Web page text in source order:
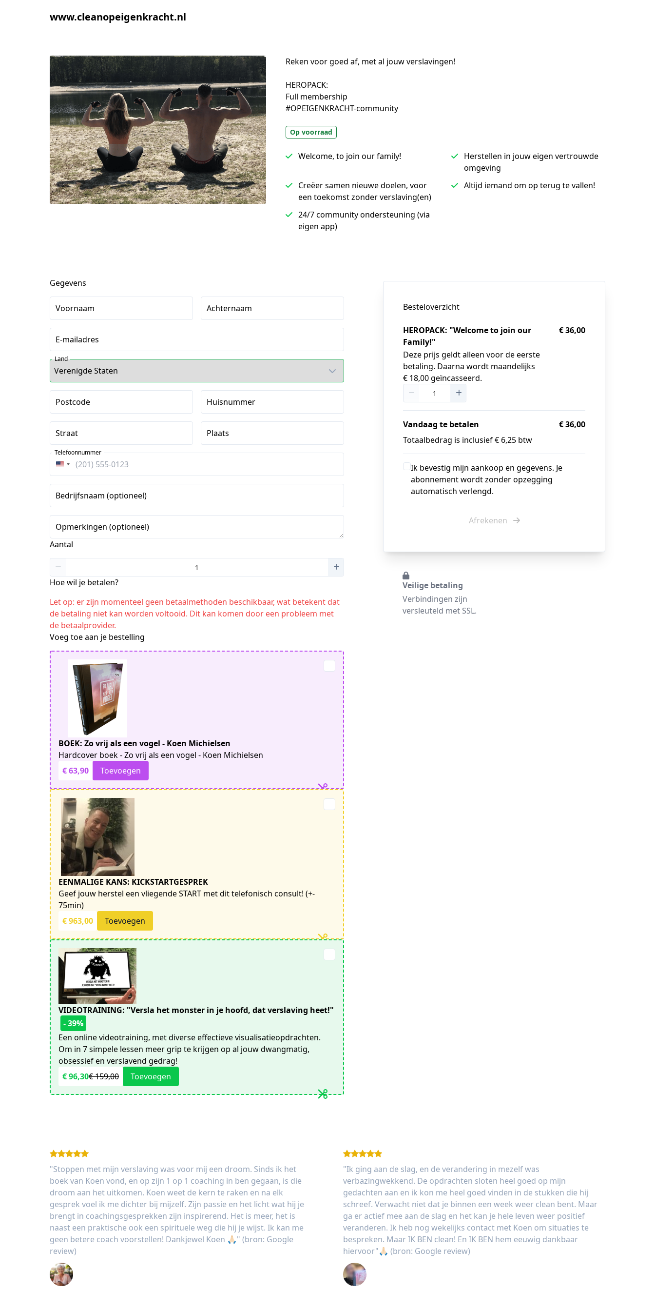
www.cleanopeigenkracht.nl
Reken voor goed af, met al jouw verslavingen!
HEROPACK:
Full membership
#OPEIGENKRACHT-community
Op voorraad
Welcome, to join our family!
Herstellen in jouw eigen vertrouwde
omgeving
Creëer samen nieuwe doelen, voor
een toekomst zonder verslaving(en)
Altijd iemand om op terug te vallen!
24/7 community ondersteuning (via
eigen app)
Gegevens
Voornaam Achternaam
E-mailadres
Land
Postcode Huisnummer
Straat Plaats
Verenigde
Staten
+1
Telefoonnummer
Bedrijfsnaam (optioneel)
Opmerkingen (optioneel)
Aantal
Hoe wil je betalen?
Let op: er zijn momenteel geen betaalmethoden beschikbaar, wat betekent dat
de betaling niet kan worden voltooid. Dit kan komen door een probleem met
de betaalprovider.
Voeg toe aan je bestelling
BOEK: Zo vrij als een vogel - Koen Michielsen
Hardcover boek - Zo vrij als een vogel - Koen Michielsen
€ 63,90
Toevoegen
EENMALIGE KANS: KICKSTARTGESPREK
Geef jouw herstel een vliegende START met dit telefonisch consult! (+-
75min)
€ 963,00
Toevoegen
VIDEOTRAINING: "Versla het monster in je hoofd, dat verslaving heet!"
- 39%
Een online videotraining, met diverse effectieve visualisatieopdrachten.
Om in 7 simpele lessen meer grip te krijgen op al jouw dwangmatig,
obsessief en verslavend gedrag!
€ 96,30€ 159,00 Toevoegen
Besteloverzicht
HEROPACK: "Welcome to join our
Family!"
Deze prijs geldt alleen voor de eerste
betaling. Daarna wordt maandelijks
€ 18,00 geïncasseerd.
€ 36,00
Vandaag te betalen
€ 36,00
Totaalbedrag is inclusief € 6,25 btw
Ik bevestig mijn aankoop en gegevens. Je
abonnement wordt zonder opzegging
automatisch verlengd.
Afrekenen
Veilige betaling
Verbindingen zijn
versleuteld met SSL.
"Stoppen met mijn verslaving was voor mij een droom. Sinds ik het
boek van Koen vond, en op zijn 1 op 1 coaching in ben gegaan, is die
droom aan het uitkomen. Koen weet de kern te raken en na elk
gesprek voel ik me dichter bij mijzelf. Zijn passie en het licht wat hij je
brengt in coachingsgesprekken zijn inspirerend. Het is meer, het is
naast een praktische ook een spirituele weg die hij je wijst. Ik kan me
geen betere coach voorstellen! Dankjewel Koen 🙏🏻" (bron: Google
review)
"Ik ging aan de slag, en de verandering in mezelf was
verbazingwekkend. De opdrachten sloten heel goed op mijn
gedachten aan en ik kon me heel goed vinden in de stukken die hij
schreef. Verwacht niet dat je binnen een week weer clean bent. Maar
ga er actief mee aan de slag en het kan je hele leven weer positief
veranderen. Ik heb nog wekelijks contact met Koen om situaties te
bespreken. Maar IK BEN clean! En IK BEN hem eeuwig dankbaar
hiervoor"🙏🏻 (bron: Google review)